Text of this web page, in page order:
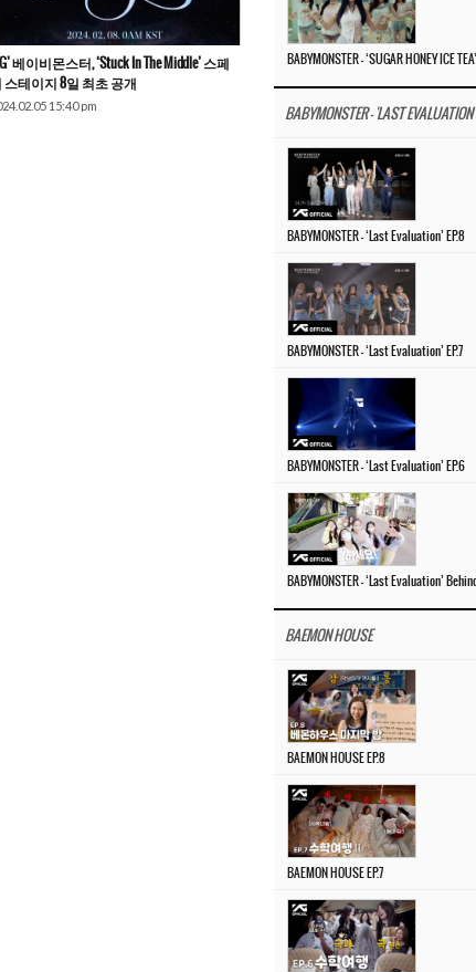
베이비몬스터, ‘Stuck In The Middle’ 스페
스테이지 8일 최초 공개
15:40 pm
BABYMONSTER - 'LAST EVALUATION'
BABYMONSTER – ‘Last Evaluation’ EP.8
BABYMONSTER – ‘Last Evaluation’ EP.7
BABYMONSTER – ‘Last Evaluation’ EP.6
BAEMON HOUSE
BAEMON HOUSE EP.8
BAEMON HOUSE EP.7